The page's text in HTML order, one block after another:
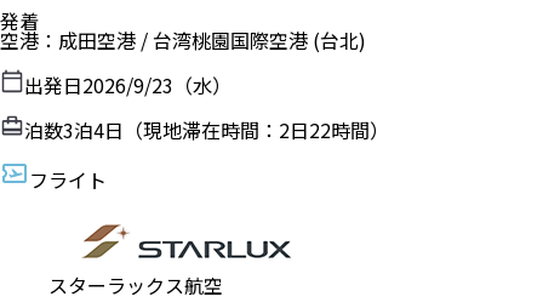
発着
空港 ： 成田空港 /台湾桃園国際空港 (台北)
出発日2026/9/23（水）
泊数3泊4日（現地滞在時間： 2日22時間）
フライト
スターラックス航空